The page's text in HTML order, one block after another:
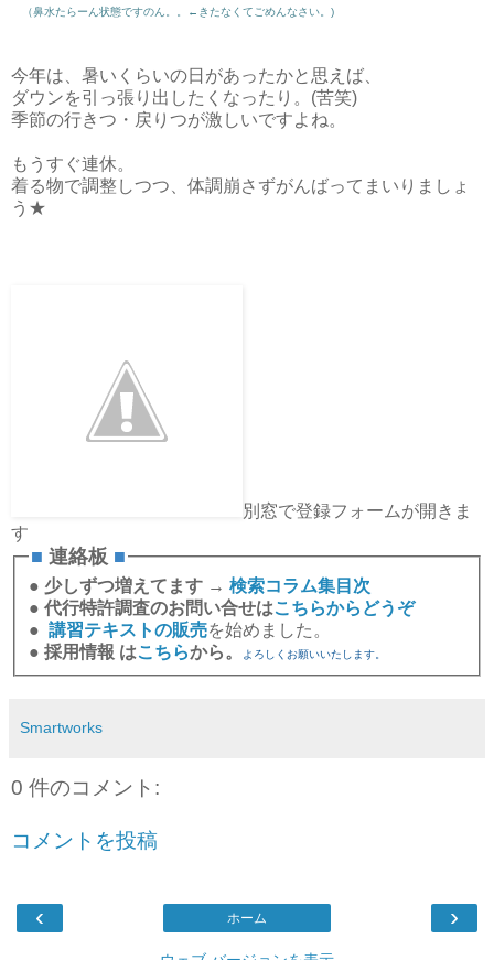
（鼻水たらーん状態ですのん。。←きたなくてごめんなさい。)
今年は、暑いくらいの日があったかと思えば、
ダウンを引っ張り出したくなったり。(苦笑)
季節の行きつ・戻りつが激しいですよね。
もうすぐ連休。
着る物で調整しつつ、体調崩さずがんばってまいりましょ
う★
別窓で登録フォームが開きま
す
■ 連絡板 ■
● 少しずつ増えてます → 検索コラム集目次
● 代行特許調査のお問い合せはこちらからどうぞ
● 講習テキストの販売を始めました。
● 採用情報 はこちらから。 よろしくお願いいたします。
Smartworks
0 件のコメント:
コメントを投稿
‹ ›
ホーム